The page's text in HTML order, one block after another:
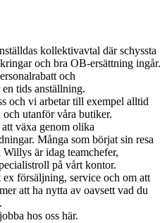
kollektivavtal där schyssta
och bra OB-ersättning ingår.
och
tids anställning.
och vi arbetar till exempel alltid
utanför våra butiker.
växa genom olika
Många som börjat sin resa
är idag teamchefer,
på vårt kontor.
försäljning, service och om att
att ha nytta av oavsett vad du
hos oss här.